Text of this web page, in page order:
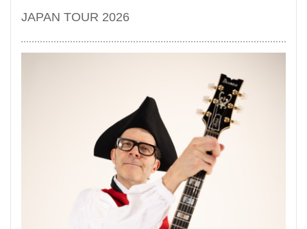
JAPAN TOUR 2026